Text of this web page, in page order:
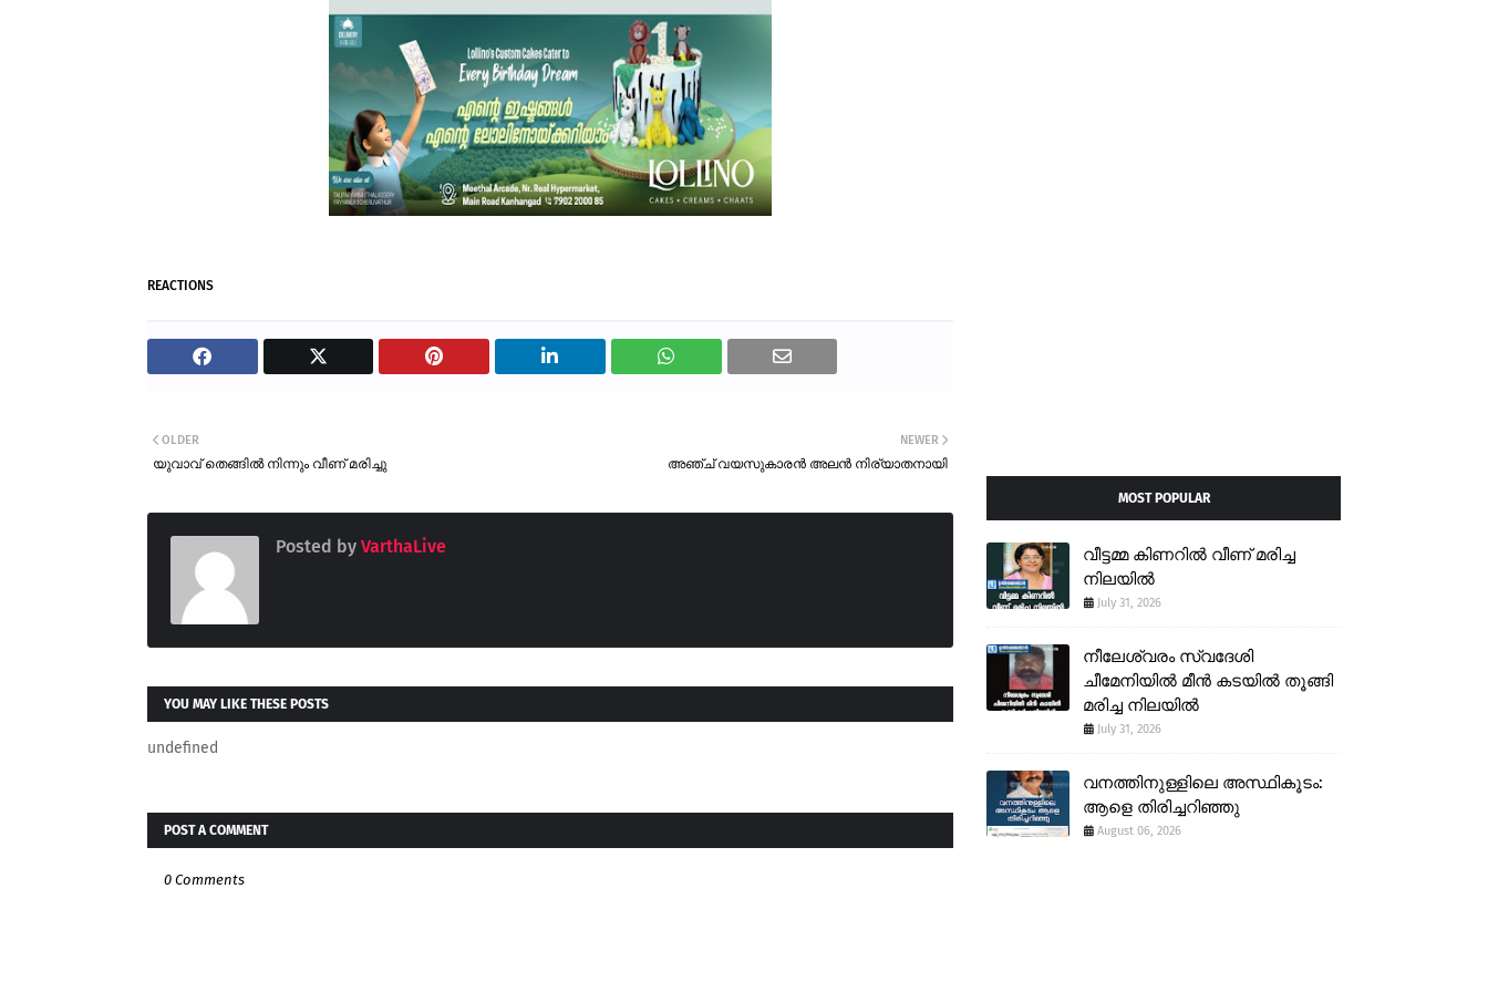
REACTIONS
NEWER
അഞ്ച് വയസുകാരൻ അലൻ നിര്യാതനായി
OLDER
യുവാവ് തെങ്ങിൽ നിന്നും വീണ് മരിച്ചു
Posted by VarthaLive
YOU MAY LIKE THESE POSTS
undefined
POST A COMMENT
0 Comments
MOST POPULAR
വീട്ടമ്മ കിണറിൽ വീണ് മരിച്ച
നിലയിൽ
July 31, 2026
നീലേശ്വരം സ്വദേശി
ചീമേനിയിൽ മീൻ കടയിൽ തൂങ്ങി
മരിച്ച നിലയിൽ
July 31, 2026
വനത്തിനുള്ളിലെ അസ്ഥികൂടം:
ആളെ തിരിച്ചറിഞ്ഞു
August 06, 2026